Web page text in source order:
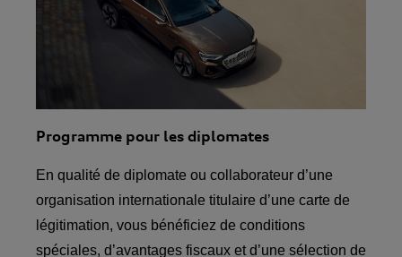
Programme pour les diplomates
En qualité de diplomate ou collaborateur d’une
organisation internationale titulaire d’une carte de
légitimation, vous bénéficiez de conditions
spéciales, d’avantages fiscaux et d’une sélection de